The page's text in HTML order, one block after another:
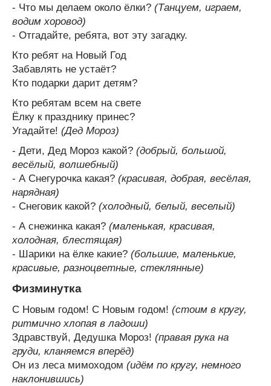
- Что мы делаем около ёлки? (Танцуем, играем,
водим хоровод)
- Отгадайте, ребята, вот эту загадку.
Кто ребят на Новый Год
Забавлять не устаёт?
Кто подарки дарит детям?
Кто ребятам всем на свете
Ёлку к празднику принес?
Угадайте! (Дед Мороз)
- Дети, Дед Мороз какой? (добрый, большой,
весёлый, волшебный)
- А Снегурочка какая? (красивая, добрая, весёлая,
нарядная)
- Снеговик какой? (холодный, белый, веселый)
- А снежинка какая? (маленькая, красивая,
холодная, блестящая)
- Шарики на ёлке какие? (большие, маленькие,
красивые, разноцветные, стеклянные)
Физминутка
С Новым годом! С Новым годом! (стоим в кругу,
ритмично хлопая в ладоши)
Здравствуй, Дедушка Мороз! (правая рука на
груди, кланяемся вперёд)
Он из леса мимоходом (идём по кругу, немного
наклонившись)